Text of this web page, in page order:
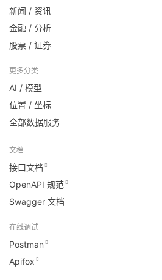
新闻 / 资讯
金融 / 分析
股票 / 证券
更多分类
AI / 模型
位置 / 坐标
全部数据服务
文档
接口文档
OpenAPI 规范
Swagger 文档
在线调试
Postman
Apifox